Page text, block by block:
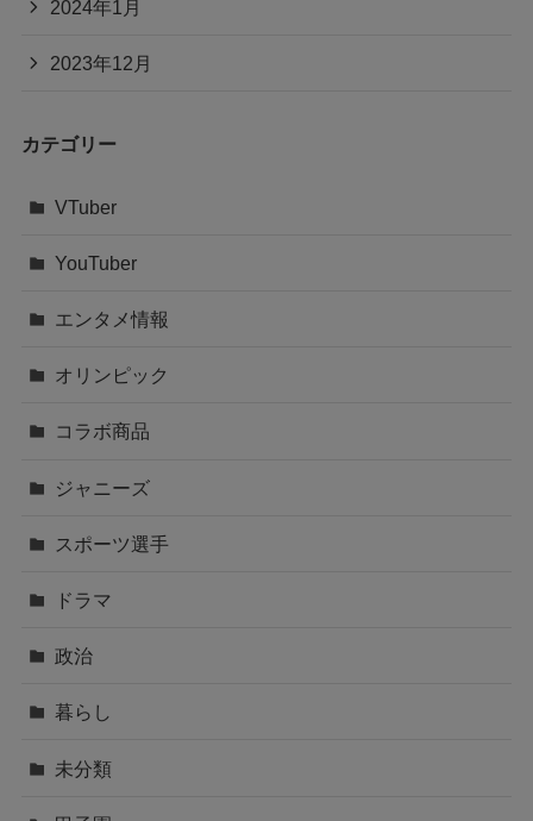
2024年1月
2023年12月
カテゴリー
VTuber
YouTuber
エンタメ情報
オリンピック
コラボ商品
ジャニーズ
スポーツ選手
ドラマ
政治
暮らし
未分類